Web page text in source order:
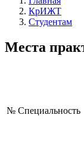
КрИЖТ
Студентам
Места
№ Специальность